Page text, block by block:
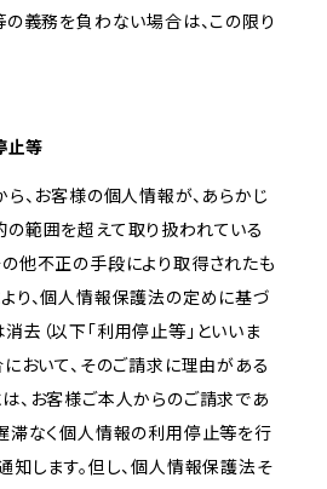
の義務を負わない場合は、この限り
止等
ら、お客様の個人情報が、あらかじ
範囲を超えて取り扱われている
他不正の手段により取得されたも
り、個人情報保護法の定めに基づ
去（以下「利用停止等」といいま
において、そのご請求に理由がある
、お客様ご本人からのご請求であ
滞なく個人情報の利用停止等を行
知します。但し、個人情報保護法そ